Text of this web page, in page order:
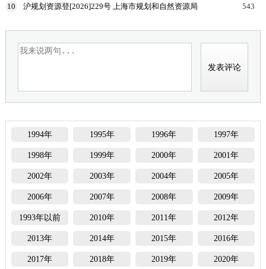
10
沪规划资源登[2026]229号 上海市规划和自然资源局
置
543
1994年 1995年 1996年 1997年
1998年 1999年 2000年 2001年
2002年 2003年 2004年 2005年
2006年 2007年 2008年 2009年
1993年以前 2010年 2011年 2012年
2013年 2014年 2015年 2016年
2017年 2018年 2019年 2020年